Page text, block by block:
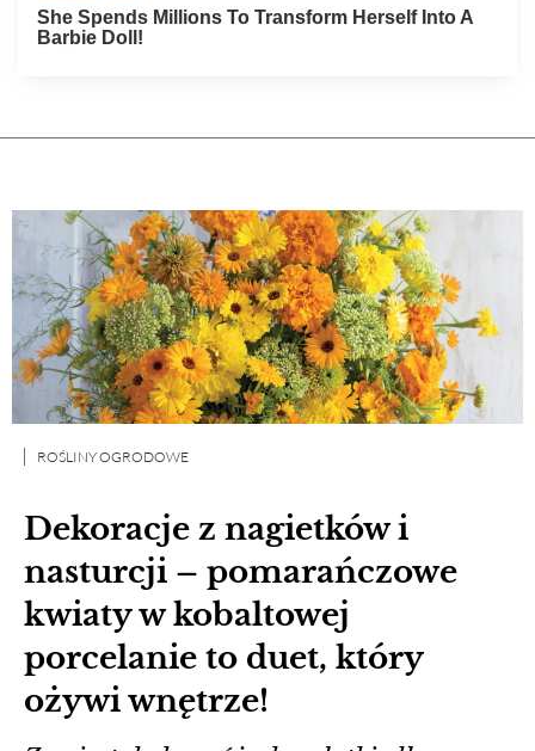
Dekoracje z nagietków i
nasturcji – pomarańczowe
kwiaty w kobaltowej
porcelanie to duet, który
ożywi wnętrze!
ROŚLINY OGRODOWE